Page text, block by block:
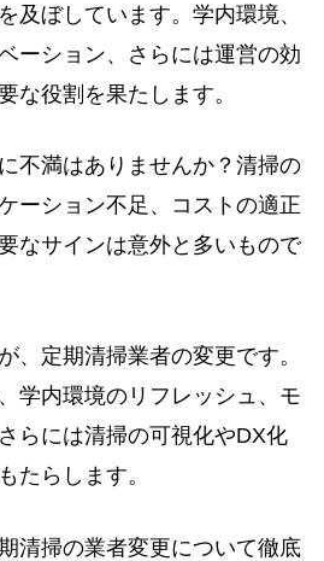
及ぼしています。学内環境、
ーション、さらには運営の効
な役割を果たします。
不満はありませんか？清掃の
ーション不足、コストの適正
なサインは意外と多いもので
、定期清掃業者の変更です。
学内環境のリフレッシュ、モ
らには清掃の可視化やDX化
たらします。
清掃の業者変更について徹底